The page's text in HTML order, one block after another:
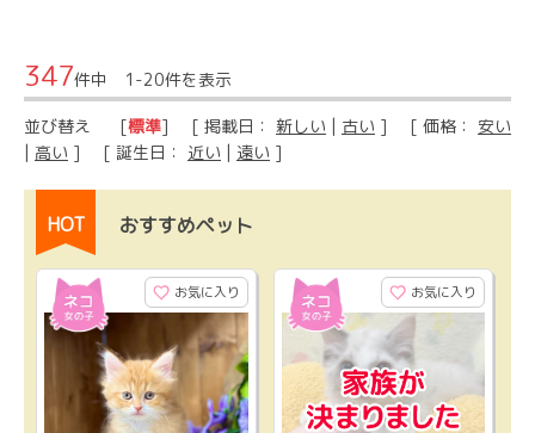
347件中 1-20件を表示
並び替え [標準] [ 掲載日： 新しい | 古い ] [ 価格： 安い
| 高い ] [ 誕生日： 近い | 遠い ]
HOT おすすめペット
お気に入り お気に入り